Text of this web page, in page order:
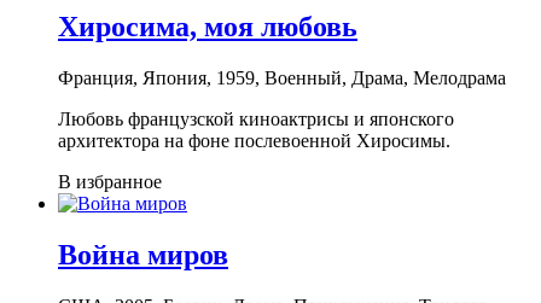
Хиросима, моя любовь
Франция, Япония, 1959, Военный, Драма, Мелодрама
Любовь французской киноактрисы и японского
архитектора на фоне послевоенной Хиросимы.
В избранное
Война миров